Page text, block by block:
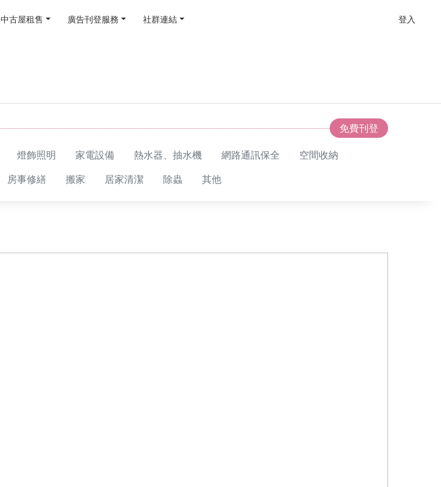
中古屋租售 廣告刊登服務 社群連結 登入
免費刊登
燈飾照明 家電設備 熱水器、抽水機 網路通訊保全
空間收納
房事修繕 搬家 居家清潔 除蟲 其他